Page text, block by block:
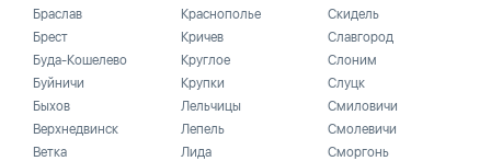
Браслав
Брест
Буда-Кошелево
Буйничи
Быхов
Верхнедвинск
Ветка
Краснополье
Кричев
Круглое
Крупки
Лельчицы
Лепель
Лида
Скидель
Славгород
Слоним
Слуцк
Смиловичи
Смолевичи
Сморгонь